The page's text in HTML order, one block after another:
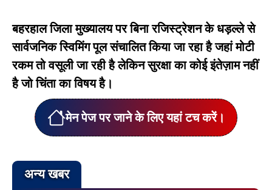
बहरहाल जिला मुख्यालय पर बिना रजिस्ट्रेशन के धड़ल्ले से
सार्वजनिक स्विमिंग पूल संचालित किया जा रहा है जहां मोटी
रकम तो वसूली जा रही है लेकिन सुरक्षा का कोई इंतेज़ाम नहीं
है जो चिंता का विषय है।
मेन पेज पर जाने के लिए यहां टच करें।
अन्य खबर